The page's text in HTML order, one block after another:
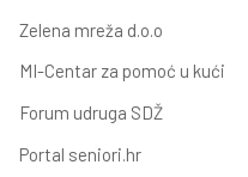
Zelena mreža d.o.o
MI-Centar za pomoć u kući
Forum udruga SDŽ
Portal seniori.hr